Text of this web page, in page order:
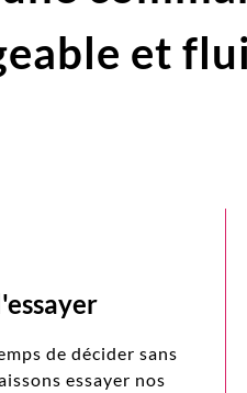
et
de décider sans
essayer nos